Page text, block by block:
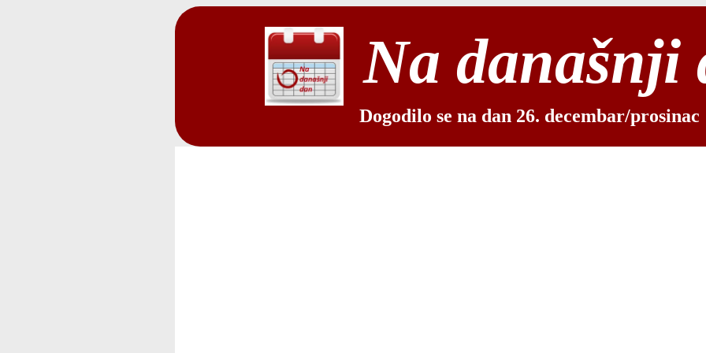
Na današnji
Dogodilo se na dan 26. decembar/prosinac